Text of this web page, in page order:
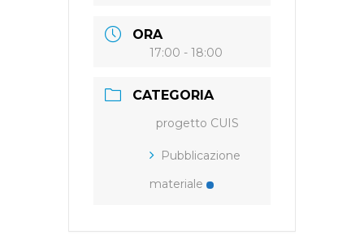
ORA
17:00 - 18:00
CATEGORIA
progetto CUIS
Pubblicazione
materiale